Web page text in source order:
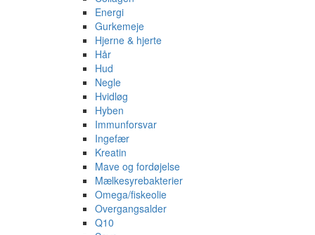
Energi
Gurkemeje
Hjerne & hjerte
Hår
Hud
Negle
Hvidløg
Hyben
Immunforsvar
Ingefær
Kreatin
Mave og fordøjelse
Mælkesyrebakterier
Omega/fiskeolie
Overgangsalder
Q10